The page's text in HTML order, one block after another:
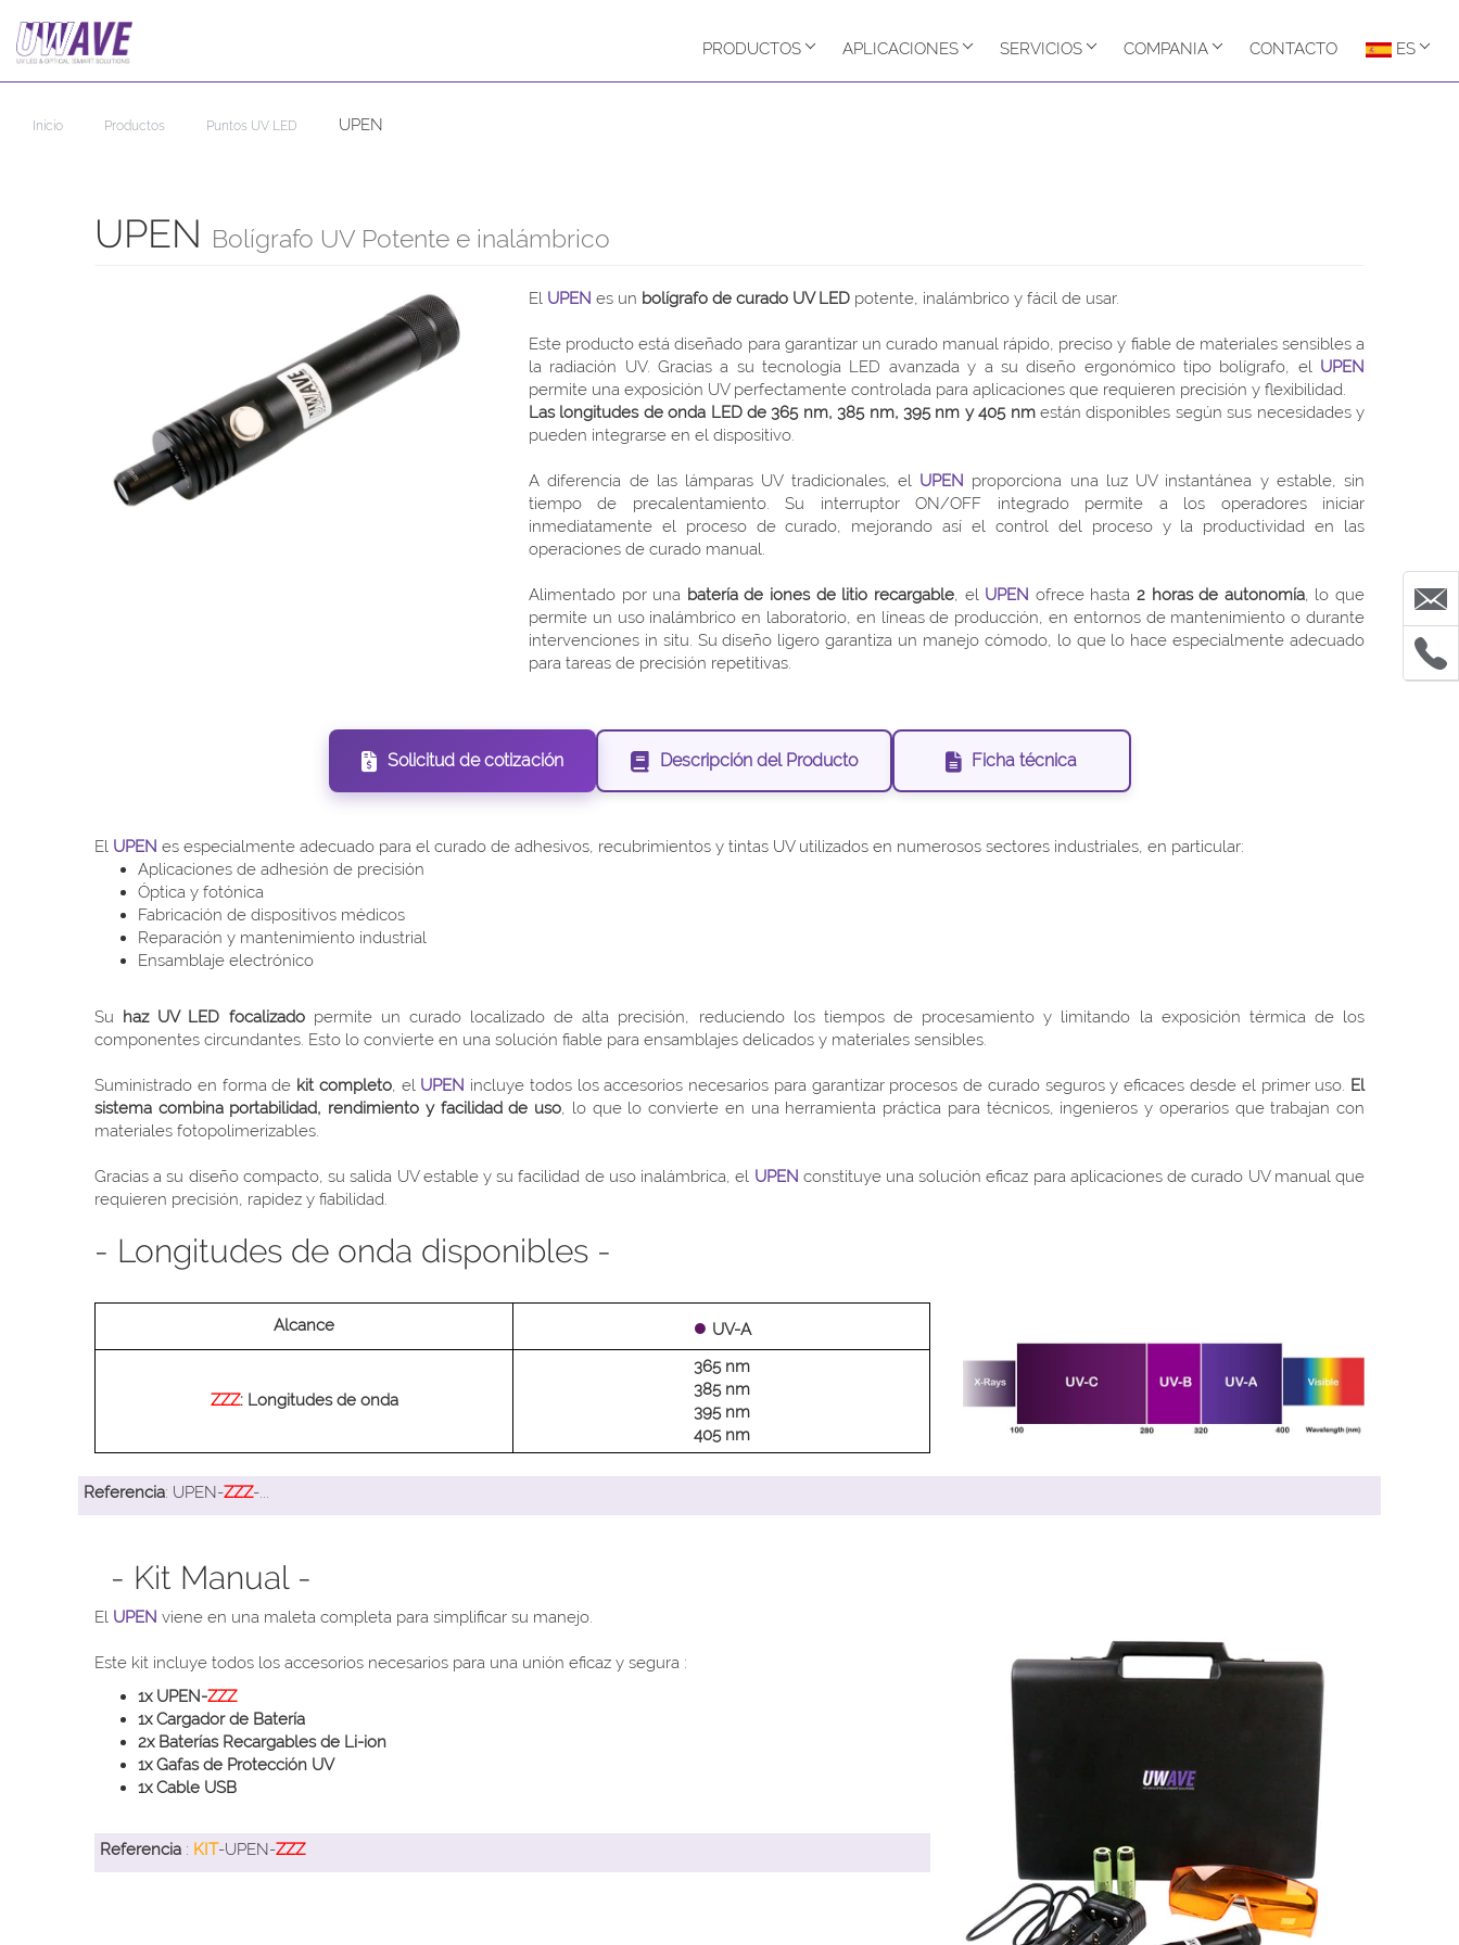
PRODUCTOS APLICACIONES SERVICIOS COMPANIA CONTACTO ES
Inicio Productos Puntos UV LED UPEN
UPEN Bolígrafo UV Potente e inalámbrico
El UPEN es un bolígrafo de curado UV LED potente, inalámbrico y fácil de usar.
Este producto está diseñado para garantizar un curado manual rápido, preciso y fiable de materiales sensibles a
la radiación UV. Gracias a su tecnología LED avanzada y a su diseño ergonómico tipo bolígrafo, el UPEN
permite una exposición UV perfectamente controlada para aplicaciones que requieren precisión y flexibilidad.
Las longitudes de onda LED de 365 nm, 385 nm, 395 nm y 405 nmestán disponibles según sus necesidades y
pueden integrarse en el dispositivo.
A diferencia de las lámparas UV tradicionales, el UPEN proporciona una luz UV instantánea y estable, sin
tiempo de precalentamiento. Su interruptor ON/OFF integrado permite a los operadores iniciar
inmediatamente el proceso de curado, mejorando así el control del proceso y la productividad en las
operaciones de curado manual.
Alimentado por una batería de iones de litio recargable, el UPEN ofrece hasta 2 horas de autonomía, lo que
permite un uso inalámbrico en laboratorio, en líneas de producción, en entornos de mantenimiento o durante
intervenciones in situ. Su diseño ligero garantiza un manejo cómodo, lo que lo hace especialmente adecuado
para tareas de precisión repetitivas.
Solicitud de cotización Descripción del Producto Ficha técnica
El UPEN es especialmente adecuado para el curado de adhesivos, recubrimientos y tintas UV utilizados en numerosos sectores industriales, en particular:
Aplicaciones de adhesión de precisión
Óptica y fotónica
Fabricación de dispositivos médicos
Reparación y mantenimiento industrial
Ensamblaje electrónico
Su haz UV LED focalizadopermite un curado localizado de alta precisión, reduciendo los tiempos de procesamiento y limitando la exposición térmica de los
componentes circundantes. Esto lo convierte en una solución fiable para ensamblajes delicados y materiales sensibles.
Suministrado en forma de kit completo, el UPEN incluye todos los accesorios necesarios para garantizar procesos de curado seguros y eficaces desde el primer uso. El
sistema combina portabilidad, rendimiento y facilidad de uso, lo que lo convierte en una herramienta práctica para técnicos, ingenieros y operarios que trabajan con
materiales fotopolimerizables.
Gracias a su diseño compacto, su salida UV estable y su facilidad de uso inalámbrica, el UPEN constituye una solución eficaz para aplicaciones de curado UV manual que
requieren precisión, rapidez y fiabilidad.
- Longitudes de onda disponibles -
Alcance ● UV-A
ZZZ: Longitudes de onda
365 nm
385 nm
395 nm
405 nm
Referencia: UPEN-ZZZ-...
- Kit Manual -
El UPEN viene en una maleta completa para simplificar su manejo.
Este kit incluye todos los accesorios necesarios para una unión eficaz y segura :
1x UPEN-ZZZ
1x Cargador de Batería
2x Baterías Recargables de Li-ion
1x Gafas de Protección UV
1x Cable USB
Referencia : KIT-UPEN-ZZZ